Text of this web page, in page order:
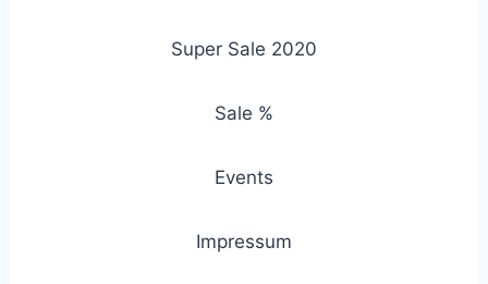
Super Sale 2020
Sale %
Events
Impressum